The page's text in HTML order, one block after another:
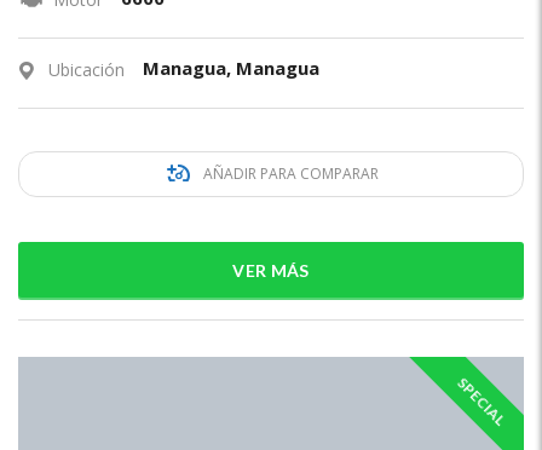
Ubicación Managua, Managua
AÑADIR PARA COMPARAR
VER MÁS
SPECIAL